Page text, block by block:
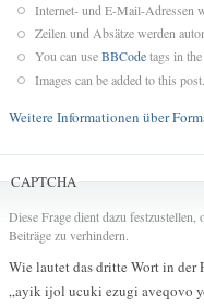
Internet- und E-Mail-Adressen
Zeilen und Absätze werden
You can useBBCodetags in
Images can be added to this post.
Weitere Informationen über
CAPTCHA
Diese Frage dient dazu
Beiträge zu verhindern.
Wie lautet das dritte Wort in der
„ayik ijol ucuki ezugi aveqovo